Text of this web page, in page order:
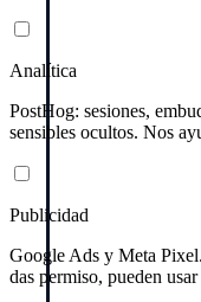
Analítica
PostHog: sesiones,
sensibles ocultos. Nos
Publicidad
Google Ads y Meta
das permiso, pueden